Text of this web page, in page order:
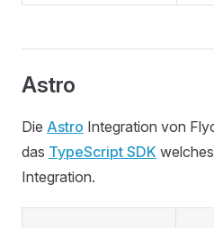
Astro
Die Astro Integration von
das TypeScript SDK
Integration.